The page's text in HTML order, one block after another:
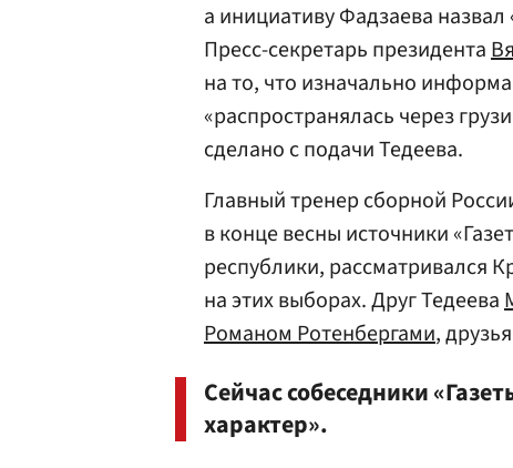
а инициативу Фадзаева
Пресс-секретарь президента
на то, что изначально
«распространялась через
сделано с подачи Тедеева.
Главный тренер сборной
в конце весны источники
республики, рассматривался
на этих выборах. Друг Тедеева
Романом Ротенбергами,
Сейчас собеседники
характер».